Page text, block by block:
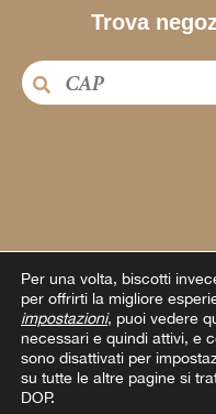
Trova
Per una volta, biscotti
per offrirti la migliore
impostazioni, puoi vedere
necessari e quindi attivi, e
sono disattivati per
su tutte le altre pagine si
DOP.